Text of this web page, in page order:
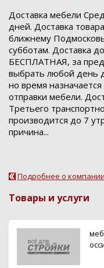
Доставка мебели
дней. Доставка
ближнему
субботам. Доставка
БЕСПЛАТНАЯ, за
выбрать любой день
но время
отправки мебели.
Третьего
производится до 7
причина...
Подробнее о компании
Товары и услуги